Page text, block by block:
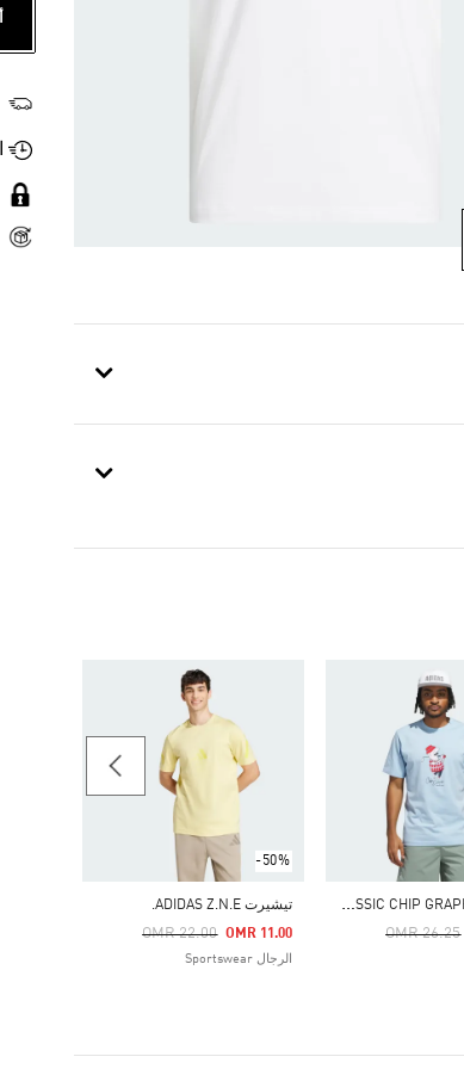
ت
يشيرت CLASSIC CHIP GRAPHIC
Price Reduced From
OMR 26.25
To
-50%
تيشيرت ADIDAS Z.N.E.
Price Reduced From
OMR 22.00
To OMR 11.00
الرجال Sportswear
Price Reduced From